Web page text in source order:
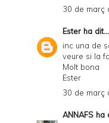
30 de març
Ester ha dit...
inc una de
veure si la
Molt bona
Ester
30 de març
ANNAFS ha